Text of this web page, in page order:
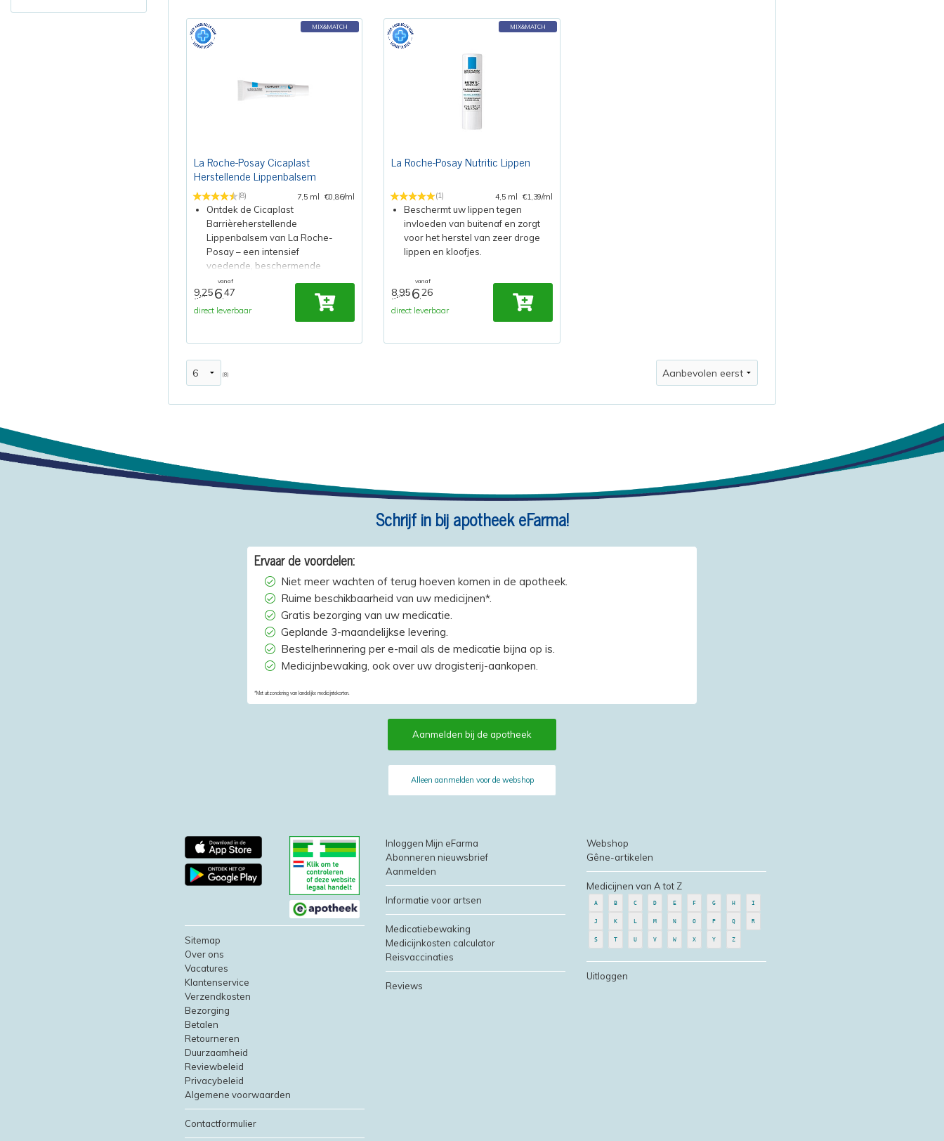
MIX&MATCH
La Roche-Posay Cicaplast
Herstellende Lippenbalsem
(8) 7,5 ml €0,86/ml
Ontdek de Cicaplast
Barrièreherstellende
Lippenbalsem van La Roche-
Posay – een intensief
voedende, beschermende
formule die droge en
geïrriteerde lippen kalmeert,
herstelt en beschermt. Ideaal
voor dagelijks gebruik.
vanaf
9,256,47
direct leverbaar
MIX&MATCH
La Roche-Posay Nutritic Lippen
(1) 4,5 ml €1,39/ml
Beschermt uw lippen tegen
invloeden van buitenaf en zorgt
voor het herstel van zeer droge
lippen en kloofjes.
vanaf
8,956,26
direct leverbaar
(8)
Schrijf in bij apotheek eFarma!
Ervaar de voordelen:
Niet meer wachten of terug hoeven komen in de apotheek.
Ruime beschikbaarheid van uw medicijnen*.
Gratis bezorging van uw medicatie.
Geplande 3-maandelijkse levering.
Bestelherinnering per e-mail als de medicatie bijna op is.
Medicijnbewaking, ook over uw drogisterij-aankopen.
*Met uitzondering van landelijke medicijntekorten.
Aanmelden bij de apotheek
Alleen aanmelden voor de webshop
Sitemap
Over ons
Vacatures
Klantenservice
Verzendkosten
Bezorging
Betalen
Retourneren
Duurzaamheid
Reviewbeleid
Privacybeleid
Algemene voorwaarden
Contactformulier
Inloggen Mijn eFarma
Abonneren nieuwsbrief
Aanmelden
Informatie voor artsen
Medicatiebewaking
Medicijnkosten calculator
Reisvaccinaties
Reviews
Webshop
Gêne-artikelen
Medicijnen van A tot Z
A B C D E F G H I
J K L M N O P Q R
S T U V W X Y Z
Uitloggen